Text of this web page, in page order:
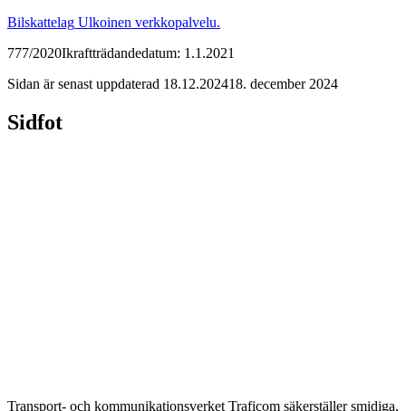
Bilskattelag Ulkoinen verkkopalvelu.
777/2020Ikraftträdandedatum: 1.1.2021
Sidan är senast uppdaterad 18.12.202418. december 2024
Sidfot
Transport- och kommunikationsverket Traficom säkerställer smidiga,